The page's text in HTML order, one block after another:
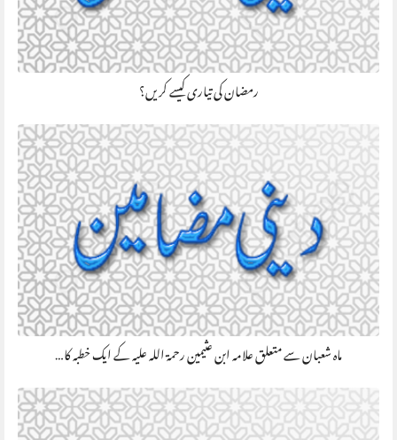
رمضان کی تیاری کیسے کریں؟
ماہ شعبان سے متعلق علامہ ابن عثیمین رحمۃ اللہ علیہ کے ایک خطبہ کا…